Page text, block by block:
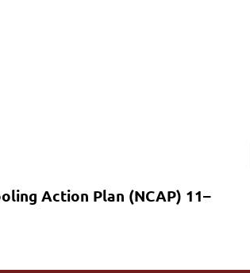
Action Plan (NCAP) 11–